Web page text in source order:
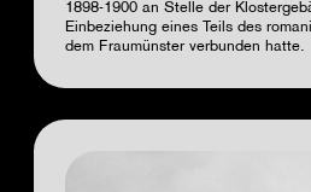
1898-1900 an Stelle der
Einbeziehung eines Teils des
dem Fraumünster verbunden hatte.